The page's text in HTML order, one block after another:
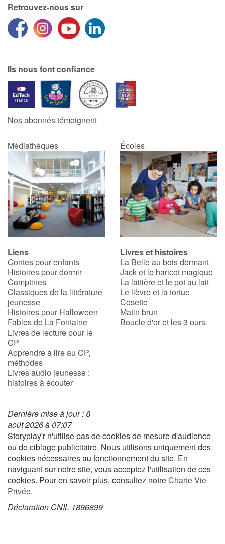
Retrouvez-nous sur
Ils nous font confiance
Nos abonnés témoignent
Médiathèques Écoles
Liens
Contes pour enfants
Histoires pour dormir
Comptines
Classiques de la littérature
jeunesse
Histoires pour Halloween
Fables de La Fontaine
Livres de lecture pour le
CP
Apprendre à lire au CP,
méthodes
Livres audio jeunesse :
histoires à écouter
Livres et histoires
La Belle au bois dormant
Jack et le haricot magique
La laitière et le pot au lait
Le lièvre et la tortue
Cosette
Matin brun
Boucle d'or et les 3 ours
Dernière mise à jour : 8
août 2026 à 07:07
Storyplay'r n'utilise pas de cookies de mesure d'audience
ou de ciblage publicitaire. Nous utilisons uniquement des
cookies nécessaires au fonctionnement du site. En
naviguant sur notre site, vous acceptez l'utilisation de ces
cookies. Pour en savoir plus, consultez notreCharte Vie
Privée.
Déclaration CNIL 1896899